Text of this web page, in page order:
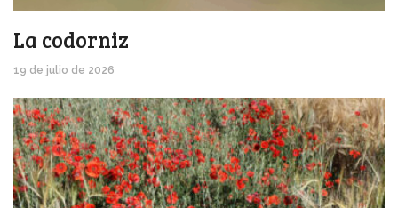
La codorniz
19 de julio de 2026